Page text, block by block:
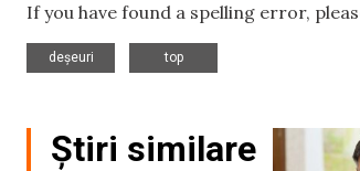
If you have found a spelling error,
deșeuri
top
Știri similare